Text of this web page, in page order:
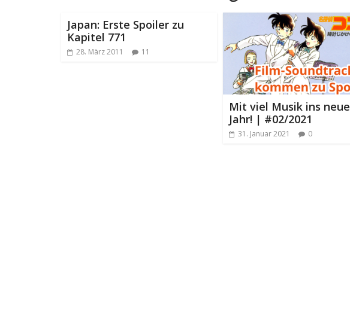
Japan: Erste Spoiler zu
Kapitel 771
28. März 2011 11
Mit viel Musik ins neue
Jahr! | #02/2021
31. Januar 2021 0